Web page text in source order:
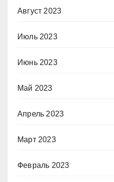
Август 2023
Июль 2023
Июнь 2023
Май 2023
Апрель 2023
Март 2023
Февраль 2023